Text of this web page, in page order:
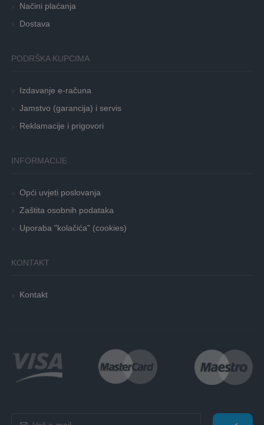
Načini plaćanja
Dostava
PODRŠKA KUPCIMA
Izdavanje e-računa
Jamstvo (garancija) i servis
Reklamacije i prigovori
INFORMACIJE
Opći uvjeti poslovanja
Zaštita osobnih podataka
Uporaba "kolačića" (cookies)
KONTAKT
Kontakt